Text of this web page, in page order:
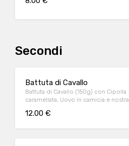
Secondi
Battuta di Cavallo
Battuta di Cavallo (150g) con Cipolla
caramellata, Uovo in camicia e nostra
12.00 €